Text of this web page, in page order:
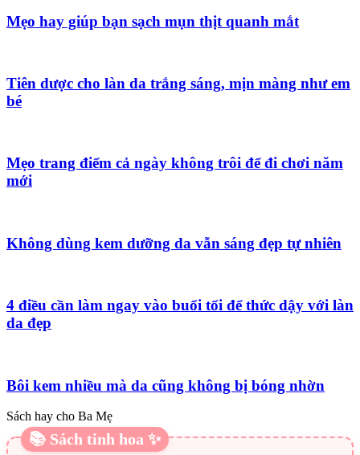
Mẹo hay giúp bạn sạch mụn thịt quanh mắt
Tiên dược cho làn da trắng sáng, mịn màng như em
bé
Mẹo trang điểm cả ngày không trôi để đi chơi năm
mới
Không dùng kem dưỡng da vẫn sáng đẹp tự nhiên
4 điều cần làm ngay vào buổi tối để thức dậy với làn
da đẹp
Bôi kem nhiều mà da cũng không bị bóng nhờn
Sách hay cho Ba Mẹ
📚 Sách tinh hoa ✨